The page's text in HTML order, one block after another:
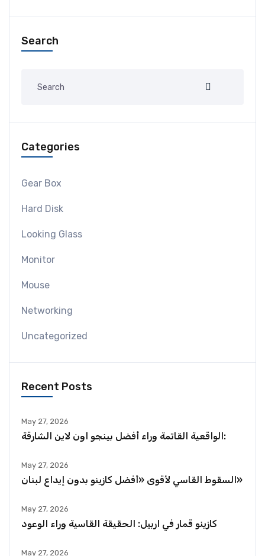
Search
Categories
Gear Box
Hard Disk
Looking Glass
Monitor
Mouse
Networking
Uncategorized
Recent Posts
May 27, 2026
الواقعية القاتمة وراء أفضل بينجو اون لاين الشارقة:
May 27, 2026
السقوط القاسي لأقوى «أفضل كازينو بدون إيداع لبنان»
May 27, 2026
كازينو قمار في اربيل: الحقيقة القاسية وراء الوعود
May 27, 2026